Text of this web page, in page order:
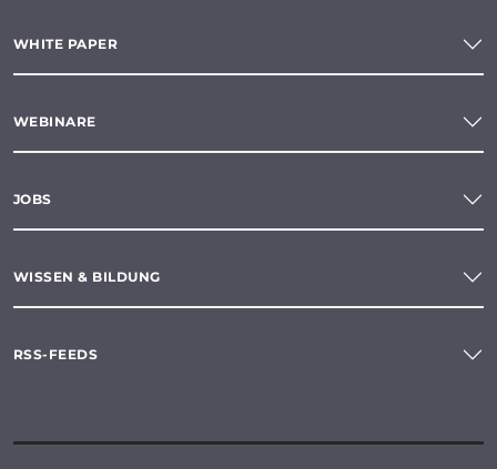
WHITE PAPER
WEBINARE
JOBS
WISSEN & BILDUNG
RSS-FEEDS